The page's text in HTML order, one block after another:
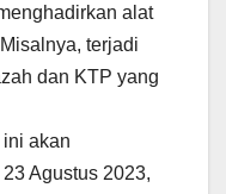
alat
terjadi
dan KTP yang
akan
Agustus 2023,